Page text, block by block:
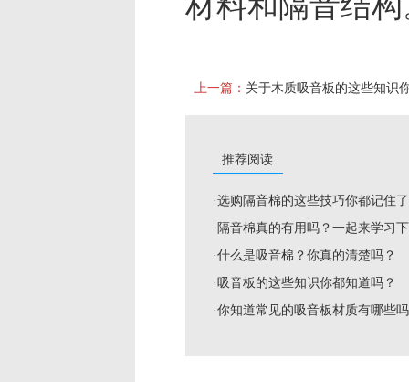
上一篇： 关于木质吸音板的这些知识
推荐阅读
·选购隔音棉的这些技巧你都记住
·隔音棉真的有用吗？一起来学习
·什么是吸音棉？你真的清楚吗？
·吸音板的这些知识你都知道吗？
·你知道常见的吸音板材质有哪些